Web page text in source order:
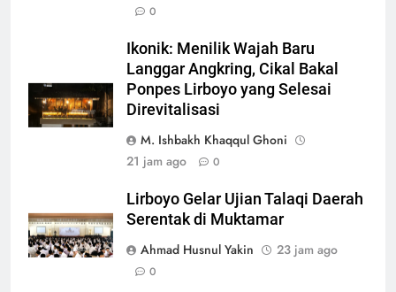
0
Ikonik: Menilik Wajah Baru
Langgar Angkring, Cikal Bakal
Ponpes Lirboyo yang Selesai
Direvitalisasi
M. Ishbakh Khaqqul Ghoni
21 jam ago
0
Lirboyo Gelar Ujian Talaqi Daerah
Serentak di Muktamar
Ahmad Husnul Yakin
23 jam ago
0